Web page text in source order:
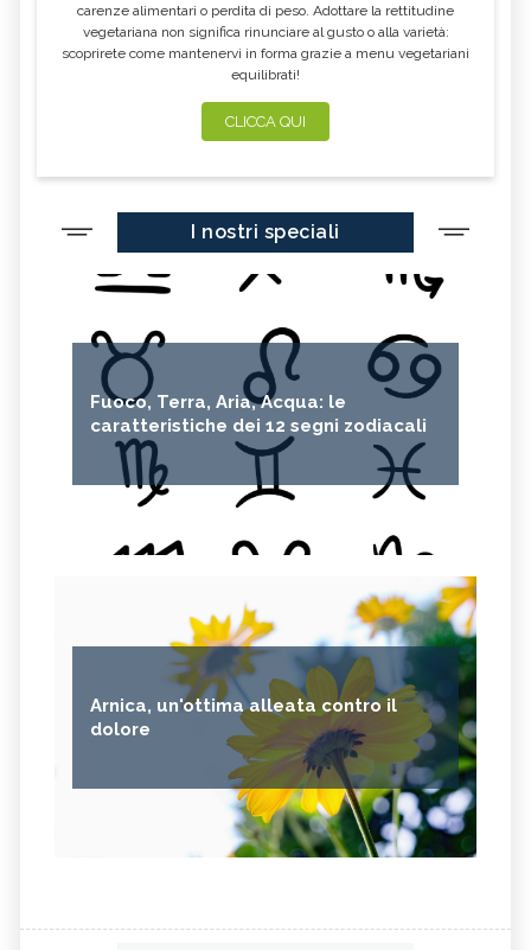
carenze alimentari o perdita di peso. Adottare la rettitudine
vegetariana non significa rinunciare al gusto o alla varietà:
scoprirete come mantenervi in forma grazie a menu vegetariani
equilibrati!
CLICCA QUI
I nostri speciali
Fuoco, Terra, Aria, Acqua: le
caratteristiche dei 12 segni zodiacali
Arnica, un'ottima alleata contro il
dolore